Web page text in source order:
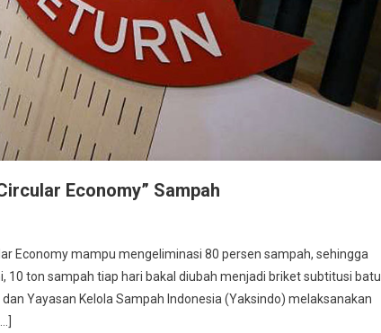
Economy” Sampah
Economy mampu mengeliminasi 80 persen sampah, sehingga
10 ton sampah tiap hari bakal diubah menjadi briket subtitusi batu
Yayasan Kelola Sampah Indonesia (Yaksindo) melaksanakan